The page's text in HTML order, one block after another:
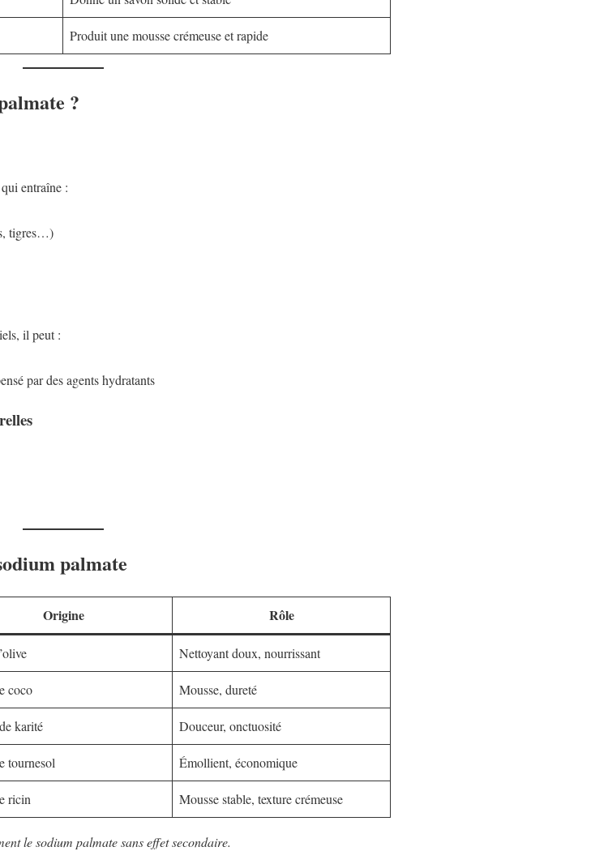
Produit une mousse crémeuse et rapide
?
entraîne :
tigres…)
il peut :
par des agents hydratants
palmate
Origine Rôle
Nettoyant doux, nourrissant
coco Mousse, dureté
karité Douceur, onctuosité
tournesol Émollient, économique
ricin Mousse stable, texture crémeuse
le sodium palmate sans effet secondaire.